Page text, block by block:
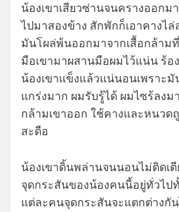
น้องเขาเสียวซ่านจนครางออก
ไปมาสองข้าง สักพักก็เอาคางไ
มันโผล่พ้นออกมาจากเสื้อกล้ามที่
มือเขามาผสานมือผมไว้แน่น ร้อ
น้องเขาแข็งแล้วแน่นอนเพราะ
แกร่งมาก ผมรับรู้ได้ ผมไซร้ลงม
กล้ามเขาออก ใช้คางและหนวด
สะดือ
น้องเขาดิ้นพล่านจนนอนไม่ติดเตี
จุดกระสันของน้องคนนี้อยู่ทั่วไป
แต่ละคนจุดกระสันจะแตกต่างกัน